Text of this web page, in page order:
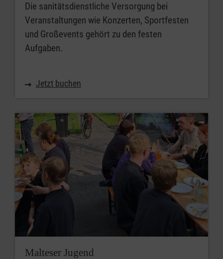
Die sanitätsdienstliche Versorgung bei
Veranstaltungen wie Konzerten, Sportfesten
und Großevents gehört zu den festen
Aufgaben.
Jetzt buchen
Malteser Jugend